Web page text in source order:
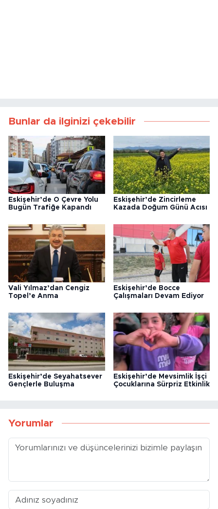
Bunlar da ilginizi çekebilir
Eskişehir’de O Çevre Yolu
Bugün Trafiğe Kapandı
Eskişehir’de Zincirleme
Kazada Doğum Günü Acısı
Vali Yılmaz’dan Cengiz
Topel’e Anma
Eskişehir’de Bocce
Çalışmaları Devam Ediyor
Eskişehir’de Seyahatsever
Gençlerle Buluşma
Eskişehir’de Mevsimlik İşçi
Çocuklarına Sürpriz Etkinlik
Yorumlar